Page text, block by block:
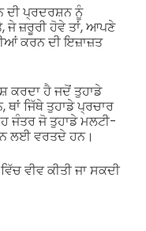
ਦੀ ਪ੍ਰਦਰਸ਼ਨ ਨੂੰ
ਜੇ ਜ਼ਰੂਰੀ ਹੋਵੇ ਤਾਂ, ਆਪਣੇ
ਕਰਨ ਦੀ ਇਜ਼ਾਜ਼ਤ
ਕਰਦਾ ਹੈ ਜਦੋਂ ਤੁਹਾਡੇ
ਜਿੱਥੇ ਤੁਹਾਡੇ ਪ੍ਰਚਾਰ
ਜੰਤਰ ਜੋ ਤੁਹਾਡੇ ਮਲਟੀ-
ਲਈ ਵਰਤਦੇ ਹਨ।
ਵੀਵ ਕੀਤੀ ਜਾ ਸਕਦੀ